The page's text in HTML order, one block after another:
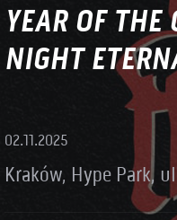
YEAR OF
NIGHT
02.11.2025
Kraków, Hype Park,